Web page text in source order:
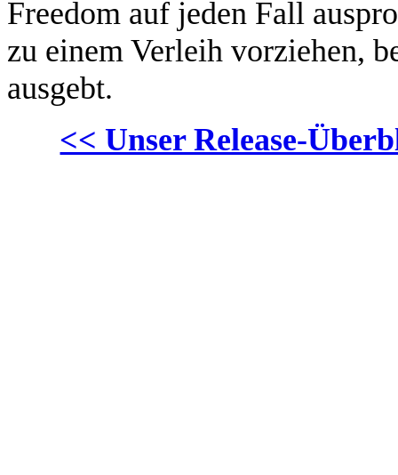
Freedom auf jeden Fall
zu einem Verleih vorziehen,
ausgebt.
<< Unser Release-